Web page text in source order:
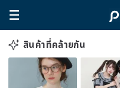
สินค้าที่คล้ายกัน